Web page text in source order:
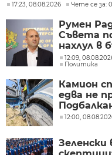
17:23, 08.08.2026 Чете се за:
Румен
Съвета
нахлул в
12:09,
Политика
Камион
едва не
12:00,
Зеленски